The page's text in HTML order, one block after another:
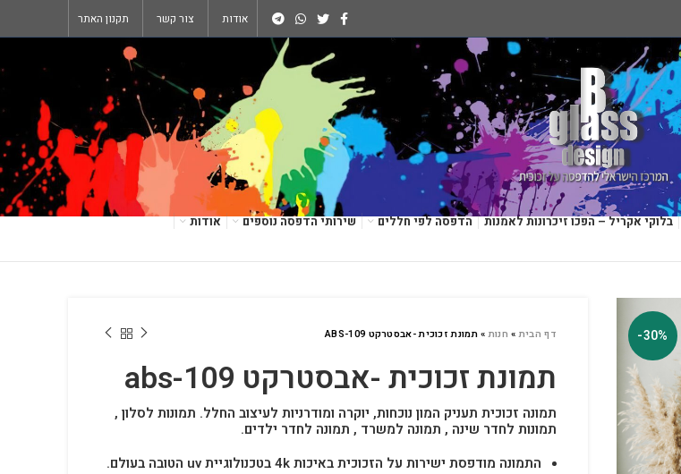
אודות צור קשר תקנון האתר
בלוקי אקריל – הפכו זיכרונות לאמנות הדפסה לפי חללים שירותי הדפסה נוספים אודות
-30% דף הבית» חנות»תמונת זכוכית -אבסטרקט ABS-109
תמונת זכוכית -אבסטרקט abs-109
תמונה זכוכית תעניק המון נוכחות, יוקרה ומודרניות לעיצוב החלל. תמונות לסלון ,
תמונות לחדר שינה , תמונה למשרד , תמונה לחדר ילדים.
התמונה מודפסת ישירות על הזכוכית באיכות 4k בטכנולוגיית uv הטובה בעולם.